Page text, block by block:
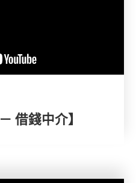
借錢中介】